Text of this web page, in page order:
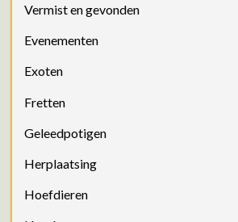
Vermist en gevonden
Evenementen
Exoten
Fretten
Geleedpotigen
Herplaatsing
Hoefdieren